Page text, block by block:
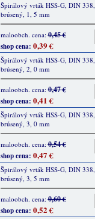
Špirálový vrták HSS-G, DIN 338,
brúsený, 1, 5 mm
maloobch. cena:0,45 €
shop cena: 0,39 €
Špirálový vrták HSS-G, DIN 338,
brúsený, 2, 0 mm
maloobch. cena:0,47 €
shop cena: 0,41 €
Špirálový vrták HSS-G, DIN 338,
brúsený, 3, 0 mm
maloobch. cena:0,54 €
shop cena: 0,47 €
Špirálový vrták HSS-G, DIN 338,
brúsený, 3, 5 mm
maloobch. cena:0,60 €
shop cena: 0,52 €